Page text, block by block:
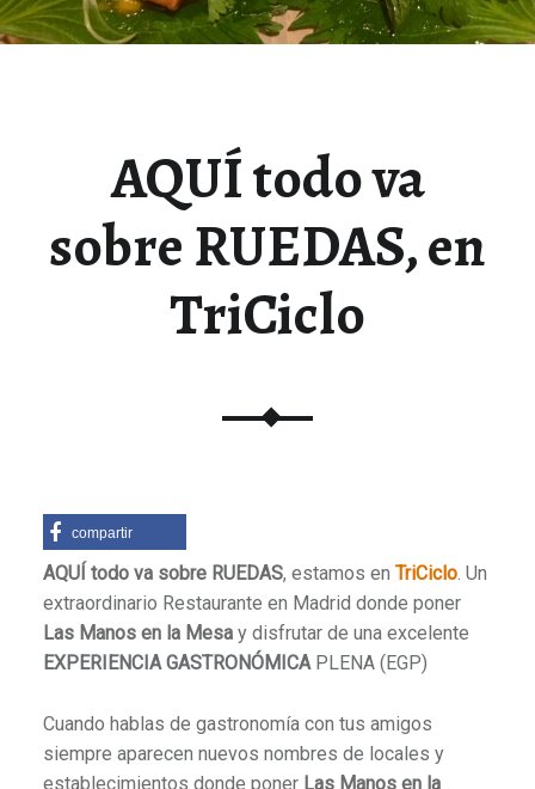
AQUÍ todo va
sobre RUEDAS, en
TriCiclo
compartir
AQUÍ todo va sobre RUEDAS, estamos en TriCiclo. Un
extraordinario Restaurante en Madrid donde poner
Las Manos en la Mesay disfrutar de una excelente
EXPERIENCIA GASTRONÓMICAPLENA (EGP)
Cuando hablas de gastronomía con tus amigos
siempre aparecen nuevos nombres de locales y
establecimientos donde poner Las Manos en la